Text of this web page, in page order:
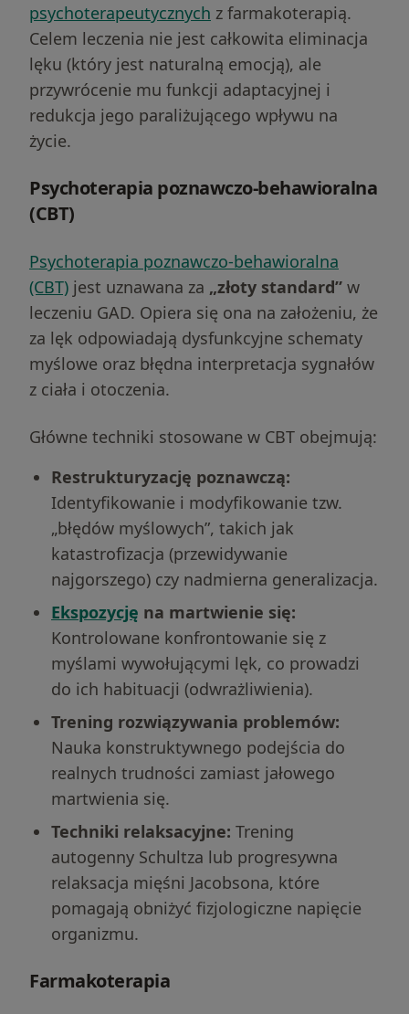
psychoterapeutycznych z farmakoterapią.
Celem leczenia nie jest całkowita eliminacja
lęku (który jest naturalną emocją), ale
przywrócenie mu funkcji adaptacyjnej i
redukcja jego paraliżującego wpływu na
życie.
Psychoterapia poznawczo-behawioralna
(CBT)
Psychoterapia poznawczo-behawioralna
(CBT) jest uznawana za „złoty standard” w
leczeniu GAD. Opiera się ona na założeniu, że
za lęk odpowiadają dysfunkcyjne schematy
myślowe oraz błędna interpretacja sygnałów
z ciała i otoczenia.
Główne techniki stosowane w CBT obejmują:
Restrukturyzację poznawczą:
Identyfikowanie i modyfikowanie tzw.
„błędów myślowych”, takich jak
katastrofizacja (przewidywanie
najgorszego) czy nadmierna generalizacja.
Ekspozycję na martwienie się:
Kontrolowane konfrontowanie się z
myślami wywołującymi lęk, co prowadzi
do ich habituacji (odwrażliwienia).
Trening rozwiązywania problemów:
Nauka konstruktywnego podejścia do
realnych trudności zamiast jałowego
martwienia się.
Techniki relaksacyjne: Trening
autogenny Schultza lub progresywna
relaksacja mięśni Jacobsona, które
pomagają obniżyć fizjologiczne napięcie
organizmu.
Farmakoterapia